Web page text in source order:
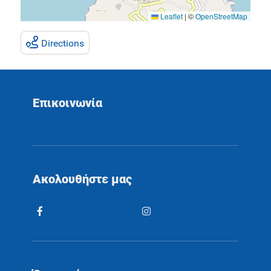
Leaflet |©OpenStreetMap
Directions
Επικοινωνία
Ακολουθήστε μας